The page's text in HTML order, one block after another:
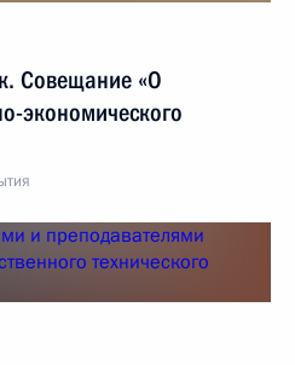
Совещание «О
экономического